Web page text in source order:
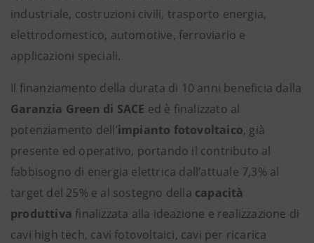
industriale, costruzioni civili, trasporto energia,
elettrodomestico, automotive, ferroviario e
applicazioni speciali.
Il finanziamento della durata di 10 anni beneficia dalla
Garanzia Green di SACE ed è finalizzato al
potenziamento dell’impianto fotovoltaico, già
presente ed operativo, portando il contributo al
fabbisogno di energia elettrica dall’attuale 7,3% al
target del 25% e al sostegno della capacità
produttiva finalizzata alla ideazione e realizzazione di
cavi high tech, cavi fotovoltaici, cavi per ricarica